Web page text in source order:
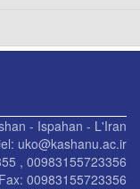
- Ispahan - L'Iran
uko@kashanu.ac.ir
, 00983155723356
Fax: 00983155723356